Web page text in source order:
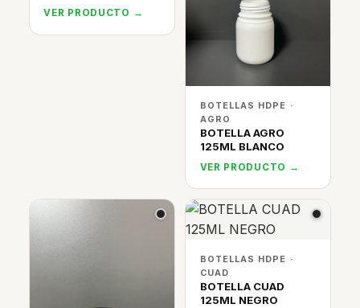
VER PRODUCTO →
BOTELLAS HDPE ·
AGRO
BOTELLA AGRO
125ML BLANCO
VER PRODUCTO →
BOTELLAS HDPE ·
CUAD
BOTELLA CUAD
125ML NEGRO